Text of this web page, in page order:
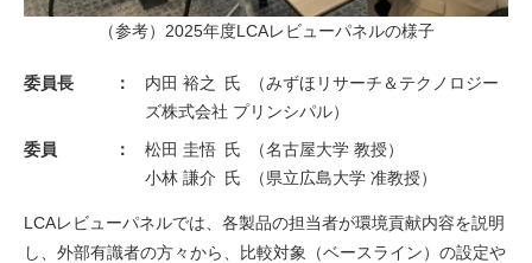
委員長
内田 裕之 氏 （みずほリサーチ＆テクノロジー
ズ株式会社 プリンシパル）
委員
松田 圭悟 氏 （名古屋大学 教授）
小林 謙介 氏 （県立広島大学 准教授）
（参考）2025年度LCAレビューパネルの様子
LCAレビューパネルでは、各製品の担当者が環境貢献内容を説明
し、外部有識者の方々から、比較対象（ベースライン）の設定や